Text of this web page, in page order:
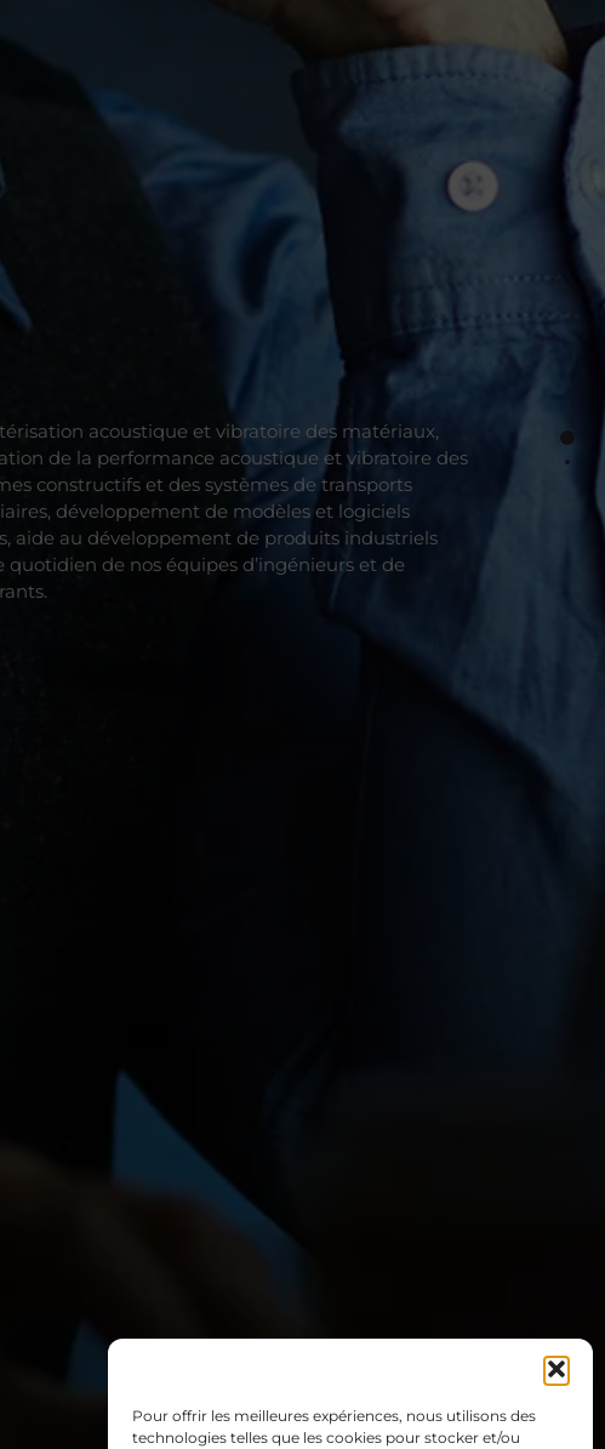
Pour offrir les meilleures expériences, nous utilisons des
technologies telles que les cookies pour stocker et/ou
acoustique et vibratoire des matériaux,
de la performance acoustique et vibratoire des
constructifs et des systèmes de transports
développement de modèles et logiciels
aide au développement de produits industriels
quotidien de nos équipes d’ingénieurs et de